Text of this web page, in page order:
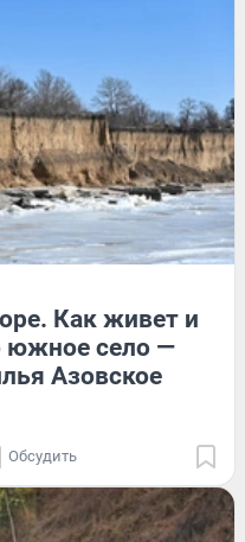
Как живет и
южное село —
Азовское
Обсудить